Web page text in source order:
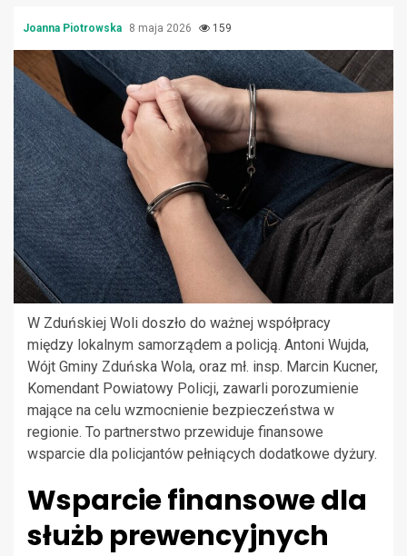
Joanna Piotrowska 8 maja 2026 159
W Zduńskiej Woli doszło do ważnej współpracy
między lokalnym samorządem a policją. Antoni Wujda,
Wójt Gminy Zduńska Wola, oraz mł. insp. Marcin Kucner,
Komendant Powiatowy Policji, zawarli porozumienie
mające na celu wzmocnienie bezpieczeństwa w
regionie. To partnerstwo przewiduje finansowe
wsparcie dla policjantów pełniących dodatkowe dyżury.
Wsparcie finansowe dla
służb prewencyjnych